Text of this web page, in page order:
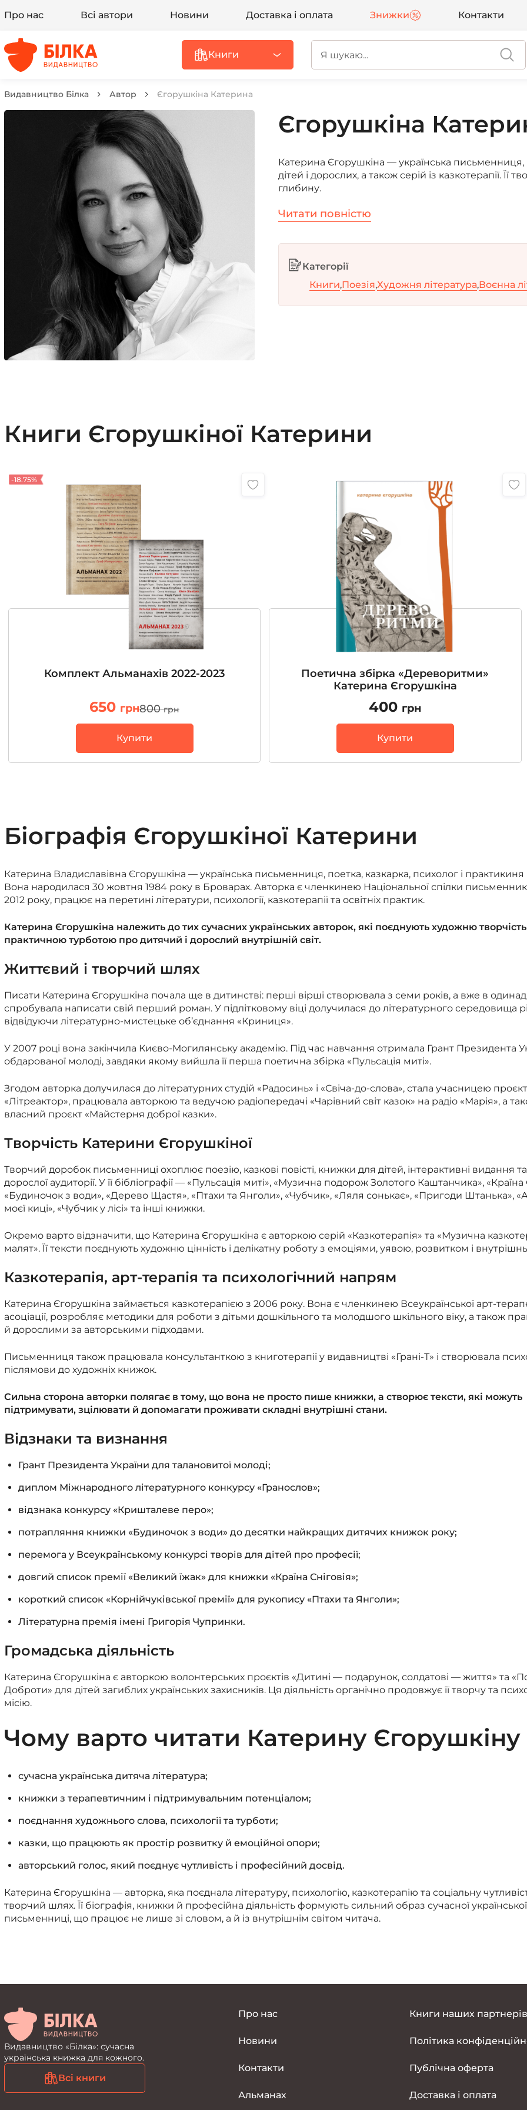
Про нас Всі автори Новини Доставка і оплата Знижки Контакти
Книги
Видавництво Білка Автор Єгорушкіна Катерина
Єгорушкіна
Катерина Єгорушкіна — українська письменниця,
дітей і дорослих, а також серій із казкотерапії. Її
глибину.
Читати повністю
Категорії
Книги,Поезія,Художня література,Воєнна
Книги Єгорушкіної Катерини
-18.75%
Комплект Альманахів 2022-2023
650 грн800 грн
Купити
Поетична збірка «Дереворитми»
Катерина Єгорушкіна
400 грн
Купити
Біографія Єгорушкіної Катерини
Катерина Владиславівна Єгорушкіна — українська письменниця, поетка, казкарка, психолог і практикиня
Вона народилася 30 жовтня 1984 року в Броварах. Авторка є членкинею Національної спілки
2012 року, працює на перетині літератури, психології, казкотерапії та освітніх практик.
Катерина Єгорушкіна належить до тих сучасних українських авторок, які поєднують художню творчість
практичною турботою про дитячий і дорослий внутрішній світ.
Життєвий і творчий шлях
Писати Катерина Єгорушкіна почала ще в дитинстві: перші вірші створювала з семи років, а вже в
спробувала написати свій перший роман. У підлітковому віці долучилася до літературного середовища
відвідуючи літературно-мистецьке об’єднання «Криниця».
У 2007 році вона закінчила Києво-Могилянську академію. Під час навчання отримала Грант Президента
обдарованої молоді, завдяки якому вийшла її перша поетична збірка «Пульсація миті».
Згодом авторка долучилася до літературних студій «Радосинь» і «Свіча-до-слова», стала учасницею
«Літреактор», працювала авторкою та ведучою радіопередачі «Чарівний світ казок» на радіо «Марія», а
власний проєкт «Майстерня доброї казки».
Творчість Катерини Єгорушкіної
Творчий доробок письменниці охоплює поезію, казкові повісті, книжки для дітей, інтерактивні видання
дорослої аудиторії. У її бібліографії — «Пульсація миті», «Музична подорож Золотого Каштанчика», «Країна
«Будиночок з води», «Дерево Щастя», «Птахи та Янголи», «Чубчик», «Ляля сонькає», «Пригоди Штанька»,
моєї киці», «Чубчик у лісі» та інші книжки.
Окремо варто відзначити, що Катерина Єгорушкіна є авторкою серій «Казкотерапія» та «Музична
малят». Її тексти поєднують художню цінність і делікатну роботу з емоціями, уявою, розвитком і
Казкотерапія, арт-терапія та психологічний напрям
Катерина Єгорушкіна займається казкотерапією з 2006 року. Вона є членкинею Всеукраїнської арт-
асоціації, розробляє методики для роботи з дітьми дошкільного та молодшого шкільного віку, а також
й дорослими за авторськими підходами.
Письменниця також працювала консультанткою з книготерапії у видавництві «Грані-Т» і створювала
післямови до художніх книжок.
Сильна сторона авторки полягає в тому, що вона не просто пише книжки, а створює тексти, які можуть
підтримувати, зцілювати й допомагати проживати складні внутрішні стани.
Відзнаки та визнання
Грант Президента України для талановитої молоді;
диплом Міжнародного літературного конкурсу «Гранослов»;
відзнака конкурсу «Кришталеве перо»;
потрапляння книжки «Будиночок з води» до десятки найкращих дитячих книжок року;
перемога у Всеукраїнському конкурсі творів для дітей про професії;
довгий список премії «Великий їжак» для книжки «Країна Сніговія»;
короткий список «Корнійчуківської премії» для рукопису «Птахи та Янголи»;
Літературна премія імені Григорія Чупринки.
Громадська діяльність
Катерина Єгорушкіна є авторкою волонтерських проєктів «Дитині — подарунок, солдатові — життя» та
Доброти» для дітей загиблих українських захисників. Ця діяльність органічно продовжує її творчу та
місію.
Чому варто читати Катерину Єгорушкіну
сучасна українська дитяча література;
книжки з терапевтичним і підтримувальним потенціалом;
поєднання художнього слова, психології та турботи;
казки, що працюють як простір розвитку й емоційної опори;
авторський голос, який поєднує чутливість і професійний досвід.
Катерина Єгорушкіна — авторка, яка поєднала літературу, психологію, казкотерапію та соціальну
творчий шлях. Її біографія, книжки й професійна діяльність формують сильний образ сучасної української
письменниці, що працює не лише зі словом, а й із внутрішнім світом читача.
Видавництво «Білка»: сучасна
українська книжка для кожного.
Всі книги
Про нас Книги наших партнерів
Новини Політика
Контакти Публічна оферта
Альманах Доставка і оплата